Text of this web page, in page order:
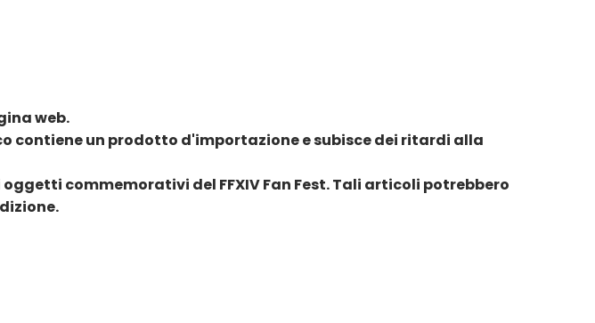
web.
contiene un prodotto d'importazione e subisce dei ritardi alla
commemorativi del FFXIV Fan Fest. Tali articoli potrebbero